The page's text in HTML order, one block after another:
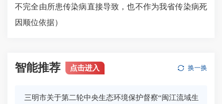
不完全由所患传染病直接导致，也不作为我省传染病死
因顺位依据）
智能推荐 点击进入 换一换
三明市关于第二轮中央生态环境保护督察“闽江流域生